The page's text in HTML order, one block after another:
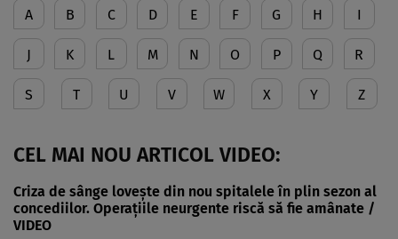
A B C D E F G H I
J K L M N O P Q R
S T U V W X Y Z
CEL MAI NOU ARTICOL VIDEO:
Criza de sânge lovește din nou spitalele în plin sezon al
concediilor. Operațiile neurgente riscă să fie amânate /
VIDEO